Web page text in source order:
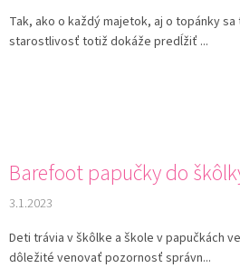
Tak, ako o každý majetok, aj o topánky
starostlivosť totiž dokáže predĺžiť ...
Barefoot papučky do
3.1.2023
Deti trávia v škôlke a škole v papučkách
dôležité venovať pozornosť správn...